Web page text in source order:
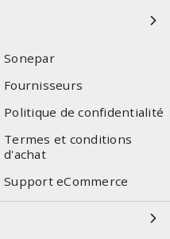
Sonepar
Fournisseurs
Politique de confidentialité
Termes et conditions
d'achat
Support eCommerce